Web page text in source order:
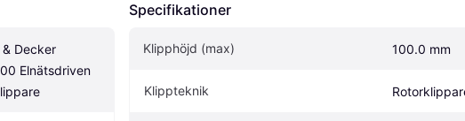
& Decker
Elnätsdriven
Specifikationer
Klipphöjd (max) 100.0 mm
Klippteknik